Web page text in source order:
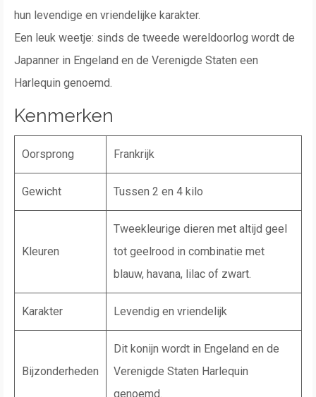
hun levendige en vriendelijke karakter.
Een leuk weetje: sinds de tweede wereldoorlog wordt de
Japanner in Engeland en de Verenigde Staten een
Harlequin genoemd.
Kenmerken
Oorsprong Frankrijk
Gewicht Tussen 2 en 4 kilo
Kleuren
Tweekleurige dieren met altijd geel
tot geelrood in combinatie met
blauw, havana, lilac of zwart.
Karakter Levendig en vriendelijk
Bijzonderheden
Dit konijn wordt in Engeland en de
Verenigde Staten Harlequin
genoemd.